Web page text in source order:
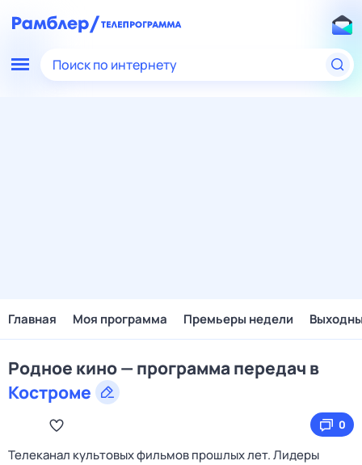
Поиск по интернету
Главная Моя программа Премьеры недели
Родное кино — программа передач в
Костроме
0
Телеканал культовых фильмов прошлых лет. Лидеры